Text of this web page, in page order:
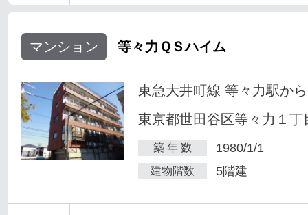
マンション 等々力ＱＳハイム
東急大井町線 等々力駅か
東京都世田谷区等々力１丁
築 年 数 1980/1/1
建物階数 5階建